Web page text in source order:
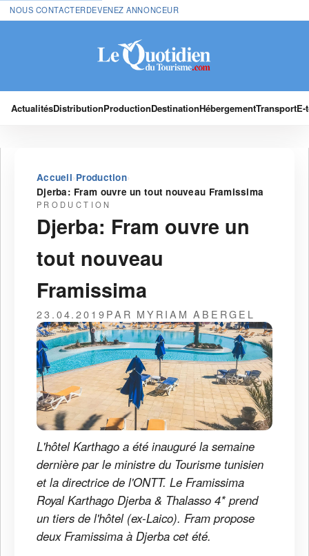
NOUS CONTACTERDEVENEZ ANNONCEUR
ActualitésDistributionProductionDestinationHébergementTransport
Accueil›Production›
Djerba: Fram ouvre un tout nouveau Framissima
PRODUCTION
Djerba: Fram ouvre un
tout nouveau
Framissima
23.04.2019PAR MYRIAM ABERGEL
L'hôtel Karthago a été inauguré la semaine
dernière par le ministre du Tourisme tunisien
et la directrice de l'ONTT. Le Framissima
Royal Karthago Djerba & Thalasso 4* prend
un tiers de l'hôtel (ex-Laico). Fram propose
deux Framissima à Djerba cet été.